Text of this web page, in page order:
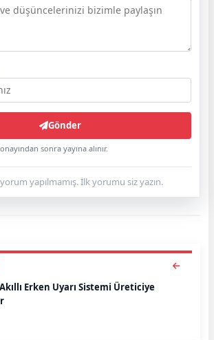
Gönder
sonra yayına alınır.
yapılmamış. İlk yorumu siz yazın.
Erken Uyarı Sistemi Üreticiye